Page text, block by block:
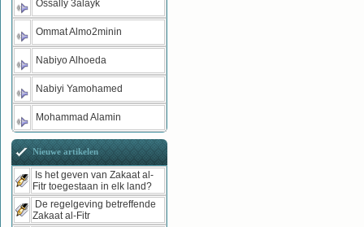
Ossally 3alayk
Ommat Almo2minin
Nabiyo Alhoeda
Nabiyi Yamohamed
Mohammad Alamin
Nieuwe artikelen
Is het geven van Zakaat al-
Fitr toegestaan in elk land?
De regelgeving betreffende
Zakaat al-Fitr